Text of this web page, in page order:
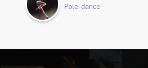
Pole-dance